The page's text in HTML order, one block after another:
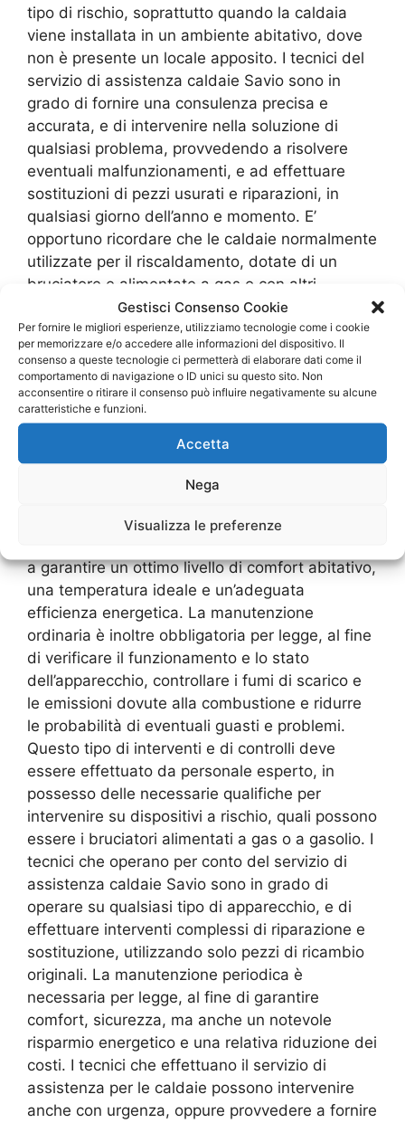
Gestisci Consenso Cookie
Per fornire le migliori esperienze, utilizziamo tecnologie come i cookie
per memorizzare e/o accedere alle informazioni del dispositivo. Il
consenso a queste tecnologie ci permetterà di elaborare dati come il
comportamento di navigazione o ID unici su questo sito. Non
acconsentire o ritirare il consenso può influire negativamente su alcune
caratteristiche e funzioni.
Accetta
Nega
Visualizza le preferenze
tipo di rischio, soprattutto quando la caldaia
viene installata in un ambiente abitativo, dove
non è presente un locale apposito. I tecnici del
servizio di assistenza caldaie Savio sono in
grado di fornire una consulenza precisa e
accurata, e di intervenire nella soluzione di
qualsiasi problema, provvedendo a risolvere
eventuali malfunzionamenti, e ad effettuare
sostituzioni di pezzi usurati e riparazioni, in
qualsiasi giorno dell’anno e momento. E’
opportuno ricordare che le caldaie normalmente
utilizzate per il riscaldamento, dotate di un
bruciatore e alimentate a gas o con altri
combustibili, necessitano anche di interventi di
manutenzione periodici e obbligatori.
Servizio di
manutenzione
obbligatoria per le
a garantire un ottimo livello di comfort abitativo,
una temperatura ideale e un’adeguata
efficienza energetica. La manutenzione
ordinaria è inoltre obbligatoria per legge, al fine
di verificare il funzionamento e lo stato
dell’apparecchio, controllare i fumi di scarico e
le emissioni dovute alla combustione e ridurre
le probabilità di eventuali guasti e problemi.
Questo tipo di interventi e di controlli deve
essere effettuato da personale esperto, in
possesso delle necessarie qualifiche per
intervenire su dispositivi a rischio, quali possono
essere i bruciatori alimentati a gas o a gasolio. I
tecnici che operano per conto del servizio di
assistenza caldaie Savio sono in grado di
operare su qualsiasi tipo di apparecchio, e di
effettuare interventi complessi di riparazione e
sostituzione, utilizzando solo pezzi di ricambio
originali. La manutenzione periodica è
necessaria per legge, al fine di garantire
comfort, sicurezza, ma anche un notevole
risparmio energetico e una relativa riduzione dei
costi. I tecnici che effettuano il servizio di
assistenza per le caldaie possono intervenire
anche con urgenza, oppure provvedere a fornire